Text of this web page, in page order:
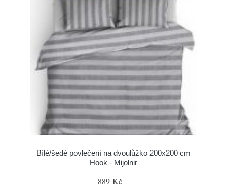
Bílé/šedé povlečení na dvoulůžko 200x200 cm
Hook - Mijolnir
889 Kč